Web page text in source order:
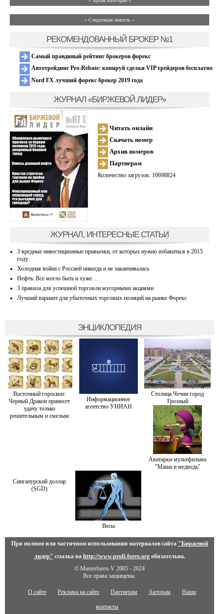
» Следующая новость »
РЕКОМЕНДОВАННЫЙ БРОКЕР №1
Самый правдивый рейтинг брокеров форекс
Автотрейдинг Pro-Rebate: копируй сделки VIP трейдеров бесплатно
Nord FX лучший форекс брокер 2019 года
ЖУРНАЛ «БИРЖЕВОЙ ЛИДЕР»
Читать онлайн
Скачать номер
Архив номеров
Партнерам
Количество загрузок: 10698824
ЖУРНАЛ, ИНТЕРЕСНЫЕ СТАТЬИ
3 вредные инвестиционные привычки, от которых нужно избавиться в 2015
году
Холодная война с Россией никогда и не заканчивалась
Нефть: Все могло быть и хуже…
3 правила для успешной торговли мусорными акциями
Лучший вариант для убыточных торговых позиций на рынке Форекс
ЭНЦИКЛОПЕДИЯ
Восточный гороскоп:
Черный Дракон принесет
удачу только
решительным и смелым
Информационное
агентство УНИАН
Столица Чечни город
Грозный
Аватарки мультфильма
"Маша и медведь"
Сингапурский доллар
(SGD)
Весы
При полном или частичном использовании материалов сайта "Биржевой
лидер" ссылка на http://www.profi-forex.orgобязательна.
© Masterforex-V 2005 - 2024
Все права защищены.
О сайте Реклама на сайте Партнерам Авторам Наши
контакты